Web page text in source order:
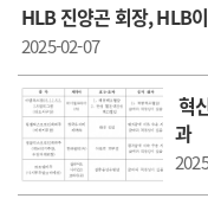
HLB 진양곤 회장, HLB
2025-02-07
혁
과